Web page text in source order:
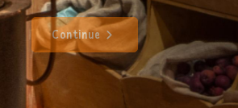
Continue